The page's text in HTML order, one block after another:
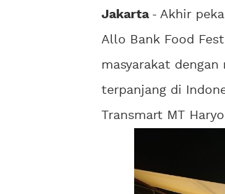
Jakarta- Akhir
Allo Bank Food
masyarakat
terpanjang di
Transmart MT